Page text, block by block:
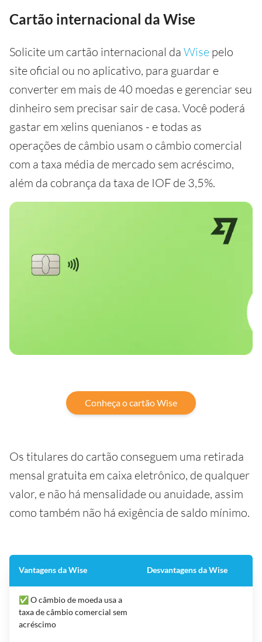
Cartão internacional da Wise
Solicite um cartão internacional da Wise pelo
site oficial ou no aplicativo, para guardar e
converter em mais de 40 moedas e gerenciar seu
dinheiro sem precisar sair de casa. Você poderá
gastar em xelins quenianos - e todas as
operações de câmbio usam o câmbio comercial
com a taxa média de mercado sem acréscimo,
além da cobrança da taxa de IOF de 3,5%.
Conheça o cartão Wise
Os titulares do cartão conseguem uma retirada
mensal gratuita em caixa eletrônico, de qualquer
valor, e não há mensalidade ou anuidade, assim
como também não há exigência de saldo mínimo.
Vantagens da Wise Desvantagens da Wise
✅ O câmbio de moeda usa a
taxa de câmbio comercial sem
acréscimo